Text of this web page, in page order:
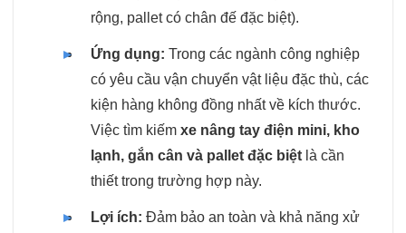
rộng, pallet có chân đế đặc biệt).
Ứng dụng: Trong các ngành công nghiệp
có yêu cầu vận chuyển vật liệu đặc thù, các
kiện hàng không đồng nhất về kích thước.
Việc tìm kiếm xe nâng tay điện mini, kho
lạnh, gắn cân và pallet đặc biệtlà cần
thiết trong trường hợp này.
Lợi ích: Đảm bảo an toàn và khả năng xử